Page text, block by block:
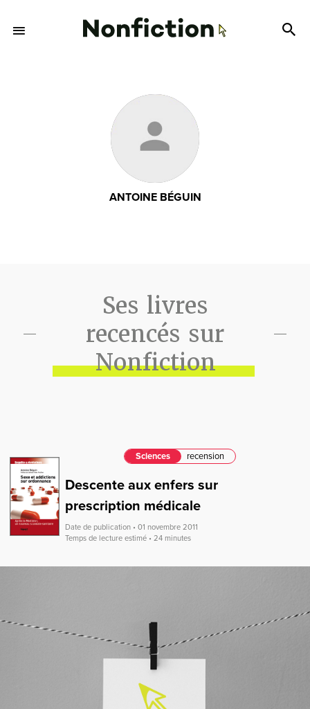
ANTOINE BÉGUIN
Ses livres
recencés sur
Nonfiction
Sciences recension
Descente aux enfers sur
prescription médicale
Date de publication • 01 novembre 2011
Temps de lecture estimé • 24 minutes